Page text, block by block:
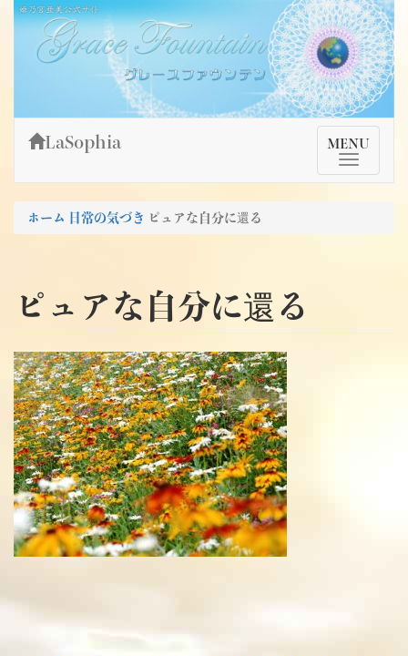
Skip
content
姫乃宮亜美公式サイト～Grace Fountain～
グレースファウンテン
TMenu
MENU
LaSophia
ホーム 日常の気づき ピュアな自分に還る
ピュアな自分に還る